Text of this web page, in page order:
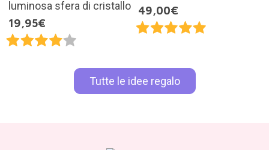
luminosa sfera di cristallo
19,95€
49,00€
Tutte le idee regalo